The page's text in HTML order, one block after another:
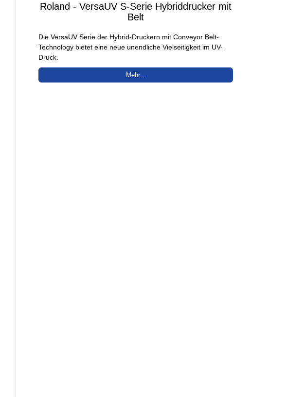
Roland - VersaUV S-Serie Hybriddrucker mit
Belt
Die VersaUV Serie der Hybrid-Druckern mit Conveyor Belt-
Technology bietet eine neue unendliche Vielseitigkeit im UV-
Druck.
Mehr...